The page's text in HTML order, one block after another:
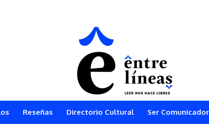
CON EL MAYOR FESTIVAL DE JUEGOS DE MESA MODERNOS DEL SUR
Reseñas Directorio Cultural Ser